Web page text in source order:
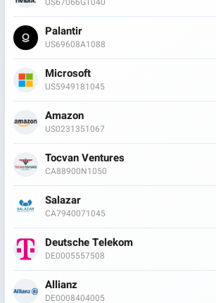
Palantir
US69608A1088
Microsoft
US5949181045
Amazon
US0231351067
Tocvan Ventures
CA88900N1050
Salazar
CA7940071045
Deutsche Telekom
DE0005557508
Allianz
DE0008404005